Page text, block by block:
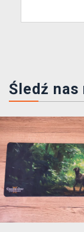
Śledź